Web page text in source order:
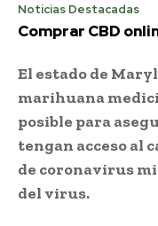
Noticias Destacadas
Comprar CBD
El estado de
marihuana
posible para
tengan acceso al
de coronavirus
del virus.